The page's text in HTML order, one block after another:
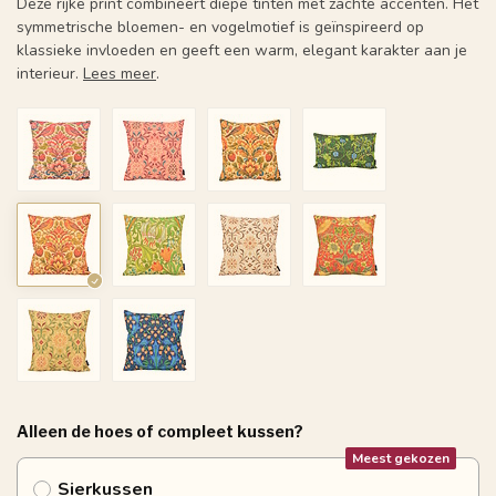
symmetrische bloemen- en vogelmotief is geïnspireerd op
klassieke invloeden en geeft een warm, elegant karakter aan je
interieur. Lees meer.
Alleen de hoes of compleet kussen?
Sierkussen
Meest gekozen